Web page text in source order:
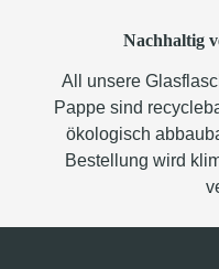
Nachhaltig
All unsere
Pappe sind
ökologisch
Bestellung wird